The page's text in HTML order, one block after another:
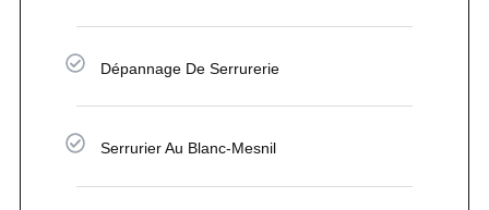
Dépannage De Serrurerie
Serrurier Au Blanc-Mesnil